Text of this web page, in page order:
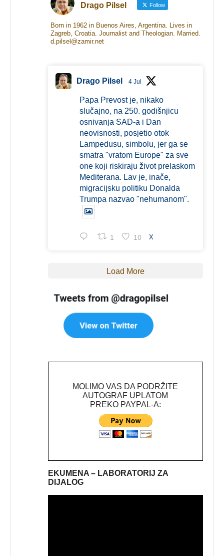
Drago Pilsel Follow
Born in 1962 in Buenos Aires, Argentina. Lives in
Zagreb, Croatia. Journalist and Theologian. Married.
d.pilsel@zamir.net
Drago Pilsel 4 Jul
Papa Prevost je, nikako
slučajno, na 250. godišnjicu
osnivanja SAD-a i Dan
neovisnosti, posjetio otok
Lampedusu, simbolu, jer ga se
smatra "vratom Europe" za sve
one koji riskiraju život prelaskom
Mediterana. Lav je, inače,
migracijsku politiku Donalda
Trumpa nazvao "nehumanom".
1 10 X
Load More
MOLIMO VAS DA PODRŽITE
AUTOGRAF UPLATOM
PREKO PAYPAL-A:
EKUMENA – LABORATORIJ ZA
DIJALOG